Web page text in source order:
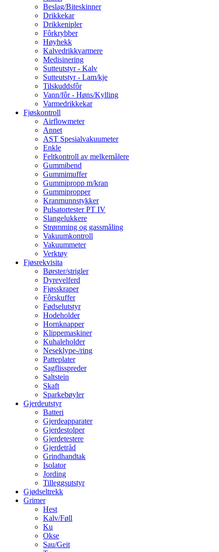
Beslag/Biteskinner
Drikkekar
Drikkenipler
Fôrkrybber
Høyhekk
Kalvedrikkvarmere
Medisinering
Sutteutstyr - Kalv
Sutteutstyr - Lam/kje
Tilskuddsfôr
Vann/fôr - Høns/Kylling
Varmedrikkekar
Fjøskontroll
Airflowmeter
Annet
AST Spesialvakuumeter
Enkle
Feltkontroll av melkemålere
Gummibend
Gummimuffer
Gummipropp m/kran
Gummipropper
Kranmunnstykker
Pulsatortester PT IV
Slangelukkere
Strømming og gassmåling
Vakuumkontroll
Vakuummeter
Verktøy
Fjøsrekvisita
Børster/strigler
Dyrevelferd
Fjøsskraper
Fôrskuffer
Fødselutstyr
Hodeholder
Hornknapper
Klippemaskiner
Kuhaleholder
Neseklype-/ring
Patteplater
Sagflisspreder
Saltstein
Skaft
Sparkebøyler
Gjerdeutstyr
Batteri
Gjerdeapparater
Gjerdestolper
Gjerdetestere
Gjerdetråd
Grindhandtak
Isolator
Jording
Tilleggsutstyr
Gjødseltrekk
Grimer
Hest
Kalv/Føll
Ku
Okse
Sau/Geit